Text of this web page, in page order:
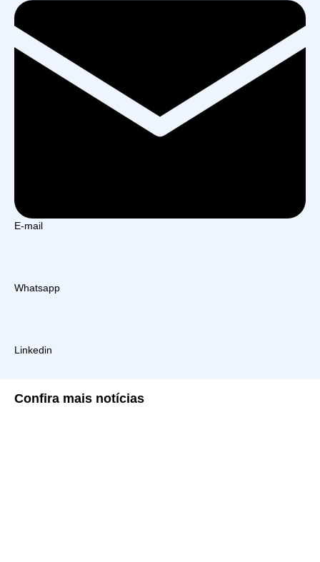
E-mail
Whatsapp
Linkedin
Confira mais notícias